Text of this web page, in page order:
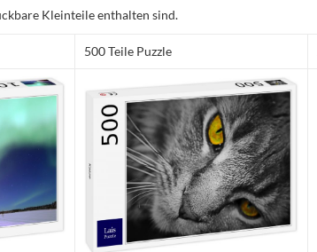
Kleinteile enthalten sind.
500 Teile Puzzle